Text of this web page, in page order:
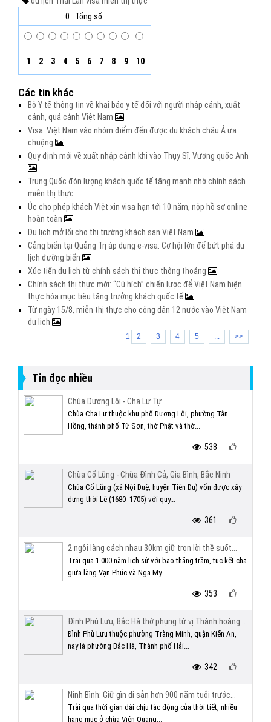
0
Tổng số:
1 2 3 4 5 6 7 8 9 10
Các tin khác
Bộ Y tế thông tin về khai báo y tế đối với người nhập cảnh, xuất
cảnh, quá cảnh Việt Nam
Visa: Việt Nam vào nhóm điểm đến được du khách châu Á ưa
chuộng
Quy định mới về xuất nhập cảnh khi vào Thụy Sĩ, Vương quốc Anh
Trung Quốc đón lượng khách quốc tế tăng mạnh nhờ chính sách
miễn thị thực
Úc cho phép khách Việt xin visa hạn tới 10 năm, nộp hồ sơ online
hoàn toàn
Du lịch mở lối cho thị trường khách sạn Việt Nam
Cảng biển tại Quảng Trị áp dụng e-visa: Cơ hội lớn để bứt phá du
lịch đường biển
Xúc tiến du lịch từ chính sách thị thực thông thoáng
Chính sách thị thực mới: “Cú hích” chiến lược để Việt Nam hiện
thực hóa mục tiêu tăng trưởng khách quốc tế
Từ ngày 15/8, miễn thị thực cho công dân 12 nước vào Việt Nam
du lịch
1 2 3 4 5 ... >>
Tin đọc nhiều
Chùa Dương Lôi - Cha Lư Tự
Chùa Cha Lư thuộc khu phố Dương Lôi, phường Tân
Hồng, thành phố Từ Sơn, thờ Phật và thờ...
538
Chùa Cổ Lũng - Chùa Đình Cả, Gia Bình, Bắc Ninh
Chùa Cổ Lũng (xã Nội Duệ, huyện Tiên Du) vốn được xây
dựng thời Lê (1680 -1705) với quy...
361
2 ngôi làng cách nhau 30km giữ trọn lời thề suốt...
Trải qua 1.000 năm lịch sử với bao thăng trầm, tục kết chạ
giữa làng Vạn Phúc và Nga My...
353
Đình Phù Lưu, Bắc Hà thờ phụng tứ vị Thành hoàng...
Đình Phù Lưu thuộc phường Tràng Minh, quận Kiến An,
nay là phường Bắc Hà, Thành phố Hải...
342
Ninh Bình: Giữ gìn di sản hơn 900 năm tuổi trước...
Trải qua thời gian dài chịu tác động của thời tiết, nhiều
hạng mục ở chùa Viên Quang...